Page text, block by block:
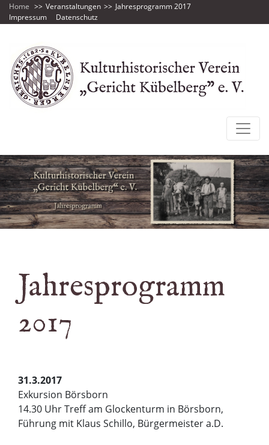
Home Veranstaltungen
Jahresprogramm 2017
Impressum
Datenschutz
Jahresprogramm
2017
31.3.2017
Exkursion Börsborn
14.30 Uhr Treff am Glockenturm in Börsborn,
Führung mit Klaus Schillo, Bürgermeister a.D.